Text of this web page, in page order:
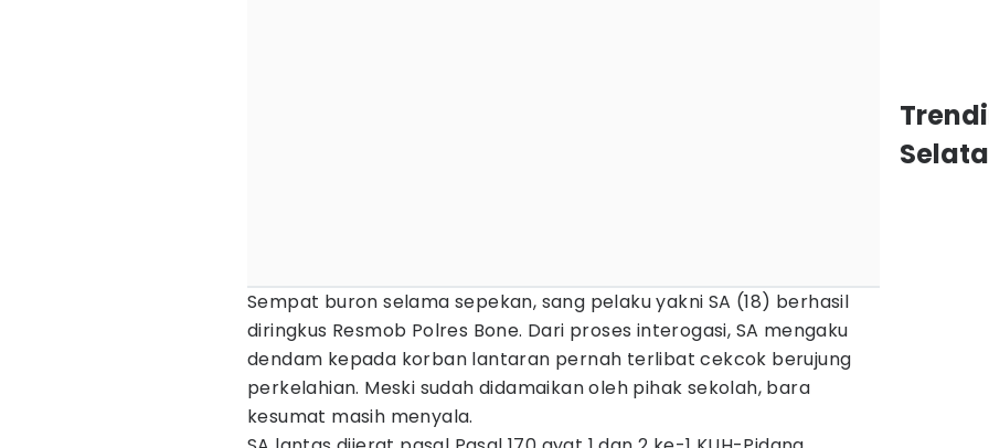
Sempat buron selama sepekan, sang pelaku yakni SA (18) berhasil
diringkus Resmob Polres Bone. Dari proses interogasi, SA mengaku
dendam kepada korban lantaran pernah terlibat cekcok berujung
perkelahian. Meski sudah didamaikan oleh pihak sekolah, bara
kesumat masih menyala.